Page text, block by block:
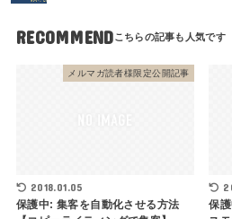
RECOMMEND
メルマガ読者様限定公開記事
2018.01.05
保護中: 集客を自動化させる方法
保